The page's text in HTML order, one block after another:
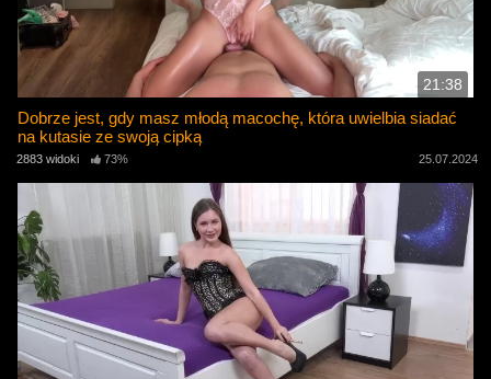
21:38
Dobrze jest, gdy masz młodą macochę, która uwielbia siadać
na kutasie ze swoją cipką
2883 widoki 73% 25.07.2024